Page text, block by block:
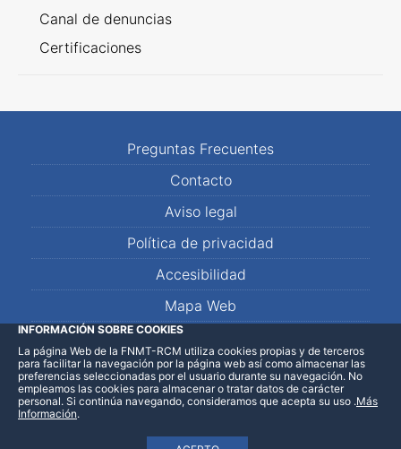
Canal de denuncias
Certificaciones
Preguntas Frecuentes
Contacto
Aviso legal
Política de privacidad
Accesibilidad
Mapa Web
LinkedInFacebookWhatsApp
INFORMACIÓN SOBRE COOKIES
La página Web de la FNMT-RCM utiliza cookies propias y de terceros
para facilitar la navegación por la página web así como almacenar las
preferencias seleccionadas por el usuario durante su navegación. No
empleamos las cookies para almacenar o tratar datos de carácter
personal. Si continúa navegando, consideramos que acepta su uso .Más
Información.